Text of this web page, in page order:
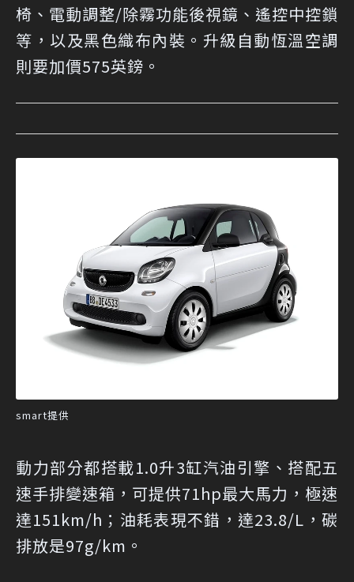
椅、電動調整/除霧功能後視鏡、遙控中控鎖
等，以及黑色織布內裝。升級自動恆溫空調
則要加價575英鎊。
smart提供
動力部分都搭載1.0升3缸汽油引擎、搭配五
速手排變速箱，可提供71hp最大馬力，極速
達151km/h；油耗表現不錯，達23.8/L，碳
排放是97g/km。